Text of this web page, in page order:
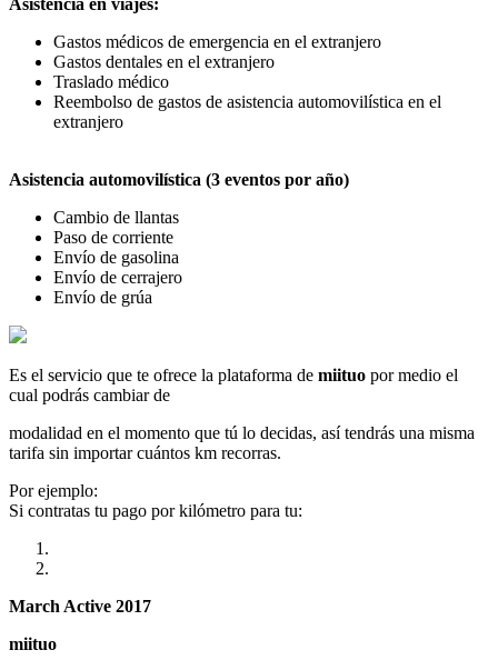
Gastos médicos de emergencia en el extranjero
Gastos dentales en el extranjero
Traslado médico
Reembolso de gastos de asistencia automovilística en el
extranjero
Asistencia automovilística (3 eventos por año)
Cambio de llantas
Paso de corriente
Envío de gasolina
Envío de cerrajero
Envío de grúa
Es el servicio que te ofrece la plataforma de miituo por medio el
cual podrás cambiar de
modalidad en el momento que tú lo decidas, así tendrás una misma
tarifa sin importar cuántos km recorras.
Por ejemplo:
Si contratas tu pago por kilómetro para tu:
March Active 2017
miituo